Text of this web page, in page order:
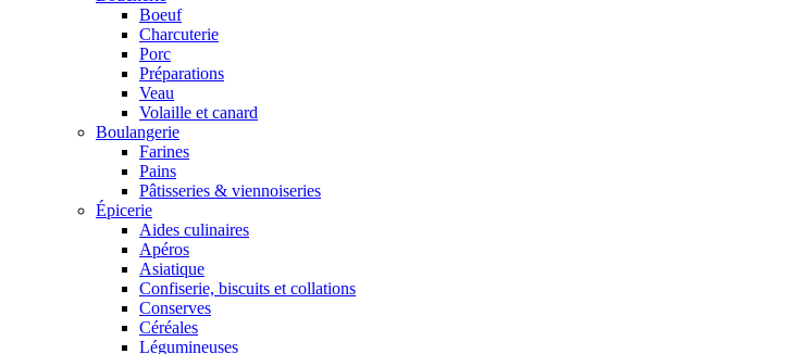
Boeuf
Charcuterie
Porc
Préparations
Veau
Volaille et canard
Boulangerie
Farines
Pains
Pâtisseries & viennoiseries
Épicerie
Aides culinaires
Apéros
Asiatique
Confiserie, biscuits et collations
Conserves
Céréales
Légumineuses